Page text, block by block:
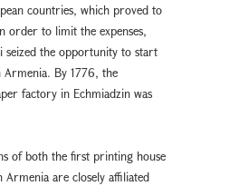
countries, which proved to
order to limit the expenses,
seized the opportunity to start
By 1776, the
factory in Echmiadzin was
of both the first printing house
are closely affiliated